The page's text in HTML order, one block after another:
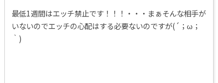
最低1週間はエッチ禁止です！！！・・・まぁそんな相手が
いないのでエッチの心配はする必要ないのですが(´；ω；
｀)